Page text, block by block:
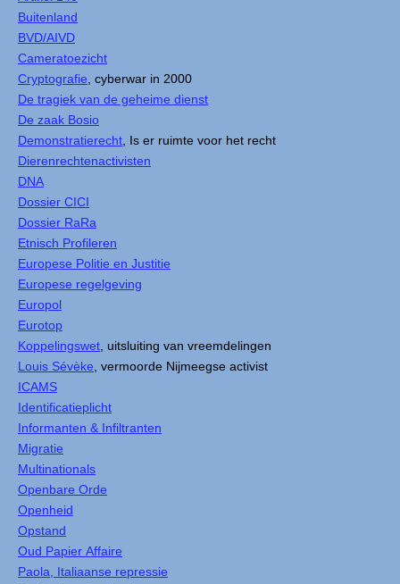
Buitenland
BVD/AIVD
Cameratoezicht
Cryptografie , cyberwar in 2000
De tragiek van de geheime dienst
De zaak Bosio
Demonstratierecht , Is er ruimte voor het recht
Dierenrechtenactivisten
DNA
Dossier CICI
Dossier RaRa
Etnisch Profileren
Europese Politie en Justitie
Europese regelgeving
Europol
Eurotop
Koppelingswet , uitsluiting van vreemdelingen
Louis Sévèke , vermoorde Nijmeegse activist
ICAMS
Identificatieplicht
Informanten & Infiltranten
Migratie
Multinationals
Openbare Orde
Openheid
Opstand
Oud Papier Affaire
Paola, Italiaanse repressie